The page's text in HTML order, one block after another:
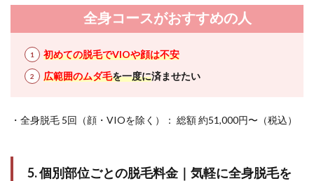
全身コースがおすすめの人
初めての脱毛でVIOや顔は不安
広範囲のムダ毛を一度に済ませたい
・全身脱毛 5回（顔・VIOを除く）： 総額 約51,000円〜（税込）
5. 個別部位ごとの脱毛料金｜気軽に全身脱毛を